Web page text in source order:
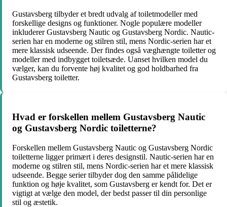
Gustavsberg tilbyder et bredt udvalg af toiletmodeller med
forskellige designs og funktioner. Nogle populære modeller
inkluderer Gustavsberg Nautic og Gustavsberg Nordic. Nautic-
serien har en moderne og stilren stil, mens Nordic-serien har et
mere klassisk udseende. Der findes også væghængte toiletter og
modeller med indbygget toiletsæde. Uanset hvilken model du
vælger, kan du forvente høj kvalitet og god holdbarhed fra
Gustavsberg toiletter.
Hvad er forskellen mellem Gustavsberg Nautic
og Gustavsberg Nordic toiletterne?
Forskellen mellem Gustavsberg Nautic og Gustavsberg Nordic
toiletterne ligger primært i deres designstil. Nautic-serien har en
moderne og stilren stil, mens Nordic-serien har et mere klassisk
udseende. Begge serier tilbyder dog den samme pålidelige
funktion og høje kvalitet, som Gustavsberg er kendt for. Det er
vigtigt at vælge den model, der bedst passer til din personlige
stil og æstetik.